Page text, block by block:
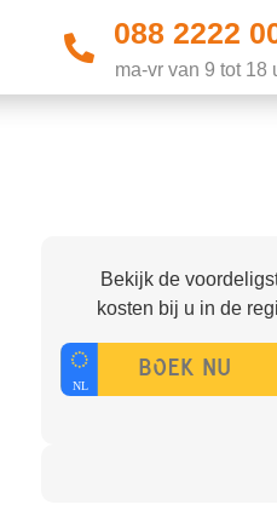
088 2222
ma-vr van 9 tot 18
Bekijk de
kosten bij u in de